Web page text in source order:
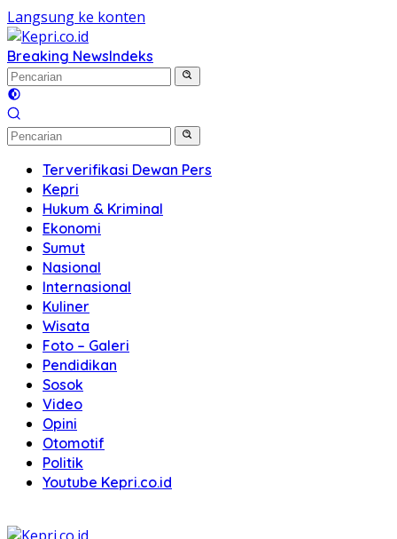
Langsung ke konten
Breaking NewsIndeks
Terverifikasi Dewan Pers
Kepri
Hukum & Kriminal
Ekonomi
Sumut
Nasional
Internasional
Kuliner
Wisata
Foto – Galeri
Pendidikan
Sosok
Video
Opini
Otomotif
Politik
Youtube Kepri.co.id